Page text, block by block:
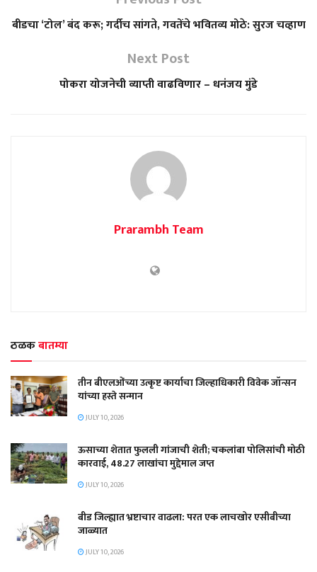
बीडचा ‘टोल’ बंद करू; गर्दीच सांगते, गवतेंचे भवितव्य मोठे: सुरज चव्हाण
Next Post
पोकरा योजनेची व्याप्ती वाढविणार – धनंजय मुंडे
Prarambh Team
ठळकबातम्या
तीन बीएलओंच्या उत्कृष्ट कार्याचा जिल्हाधिकारी विवेक जॉन्सन
यांच्या हस्ते सन्मान
JULY 10, 2026
ऊसाच्या शेतात फुलली गांजाची शेती; चकलांबा पोलिसांची मोठी
कारवाई, 48.27 लाखांचा मुद्देमाल जप्त
JULY 10, 2026
बीड जिल्ह्यात भ्रष्टाचार वाढला: परत एक लाचखोर एसीबीच्या
जाळ्यात
JULY 10, 2026